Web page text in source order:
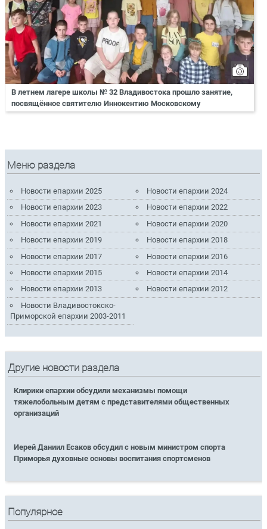
В летнем лагере школы № 32 Владивостока прошло занятие,
посвящённое святителю Иннокентию Московскому
Меню раздела
Новости епархии 2025
Новости епархии 2024
Новости епархии 2023
Новости епархии 2022
Новости епархии 2021
Новости епархии 2020
Новости епархии 2019
Новости епархии 2018
Новости епархии 2017
Новости епархии 2016
Новости епархии 2015
Новости епархии 2014
Новости епархии 2013
Новости епархии 2012
Новости Владивостокско-
Приморской епархии 2003-2011
Другие новости раздела
Клирики епархии обсудили механизмы помощи
тяжелобольным детям с представителями общественных
организаций
Иерей Даниил Есаков обсудил с новым министром спорта
Приморья духовные основы воспитания спортсменов
Популярное